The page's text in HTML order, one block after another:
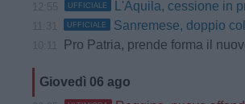
UFFICIALE L'Aquila, cessione in
UFFICIALE Sanremese, doppio colpo in
Pro Patria, prende forma il nuovo corso
Giovedì 06 ago